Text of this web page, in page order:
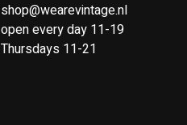
shop@wearevintage.nl
open every day 11-19
Thursdays 11-21